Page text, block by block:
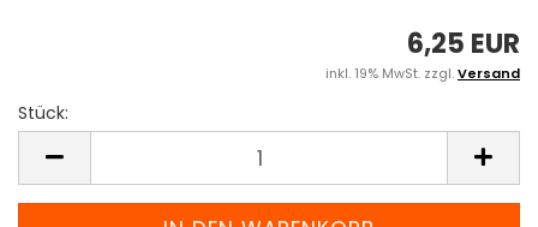
6,25 EUR
inkl. 19% MwSt. zzgl.Versand
Stück: